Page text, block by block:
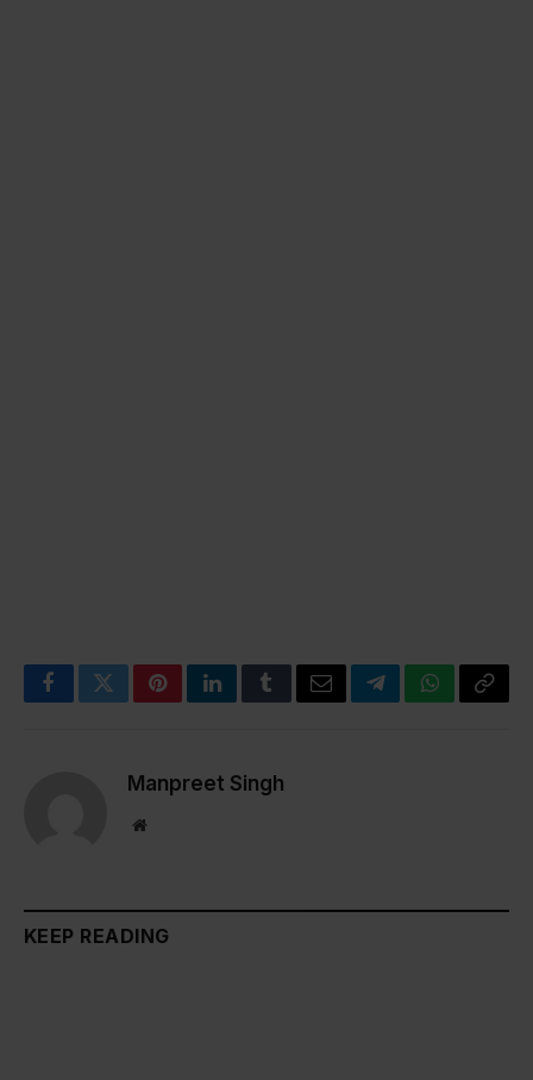
FacebookTwitterPinterestLinkedInTumblrEmailTelegramWhatsApp
Copy
Manpreet Singh
Website
KEEP READING